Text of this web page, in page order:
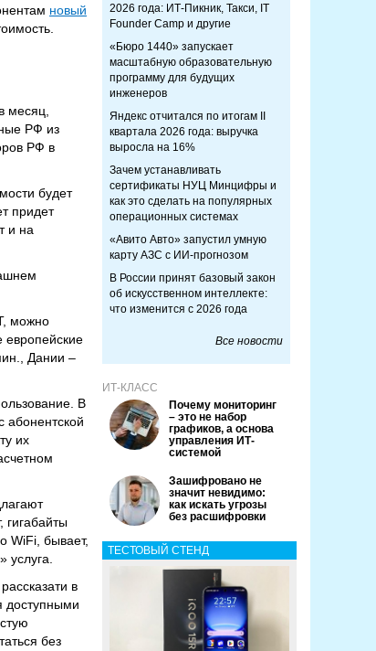
новый
месяц,
РФ из
РФ в
будет
придет
и на
можно
европейские
Дании –
В
абонентской
их
гигабайты
WiFi, бывает,
в
доступными
без
2026 года: ИТ-Пикник, Такси, IT
Founder Camp и другие
«Бюро 1440» запускает
масштабную образовательную
программу для будущих
инженеров
Яндекс отчитался по итогам II
квартала 2026 года: выручка
выросла на 16%
Зачем устанавливать
сертификаты НУЦ Минцифры и
как это сделать на популярных
операционных системах
«Авито Авто» запустил умную
карту АЗС с ИИ-прогнозом
В России принят базовый закон
об искусственном интеллекте:
что изменится с 2026 года
Все новости
ИТ-КЛАСС
Почему мониторинг
– это не набор
графиков, а основа
управления ИТ-
системой
Зашифровано не
значит невидимо:
как искать угрозы
без расшифровки
ТЕСТОВЫЙ СТЕНД